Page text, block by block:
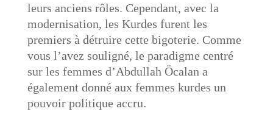
leurs anciens rôles. Cependant, avec la
modernisation, les Kurdes furent les
premiers à détruire cette bigoterie. Comme
vous l’avez souligné, le paradigme centré
sur les femmes d’Abdullah Öcalan a
également donné aux femmes kurdes un
pouvoir politique accru.